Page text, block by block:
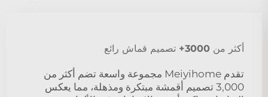
أكثر من 3000+ تصميم قماش رائع
تقدم Meiyihome مجموعة واسعة تضم أكثر من
3,000 تصميم أقمشة مبتكرة ومذهلة، مما يعكس